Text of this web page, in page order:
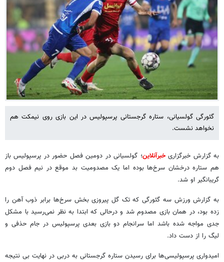
گئورگی گولسیانی، ستاره گرجستانی پرسپولیس در این بازی روی نیمکت هم
نخواهد نشست.
به گزارش خبرگزاریخبرآنلاین؛ گولسیانی در دومین فصل حضور در پرسپولیس باز
هم ستاره درخشان سرخ‌ها بوده اما یک مصدومیت بد موقع در نیم فصل دوم
گریبانگیر او شد.
به گزارش ورزش سه گئورگی که تک گل پیروزی بخش سرخ‌ها برابر ذوب آهن را
زده بود، در همان بازی مصدوم شد و درحالی که ابتدا به نظر نمی‌رسید با مشکل
جدی مواجه شده باشد اما سرانجام دو بازی بعدی پرسپولیس در جام حذفی و
لیگ را از دست داد.
امیدواری پرسپولیسی‌ها برای رسیدن ستاره گرجستانی به دربی در نهایت بی نتیجه